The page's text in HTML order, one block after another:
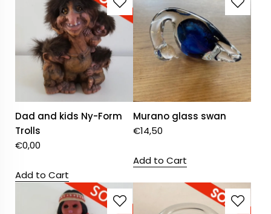
Dad and kids Ny-Form
Trolls
€0,00
Add to Cart
Murano glass swan
€14,50
Add to Cart